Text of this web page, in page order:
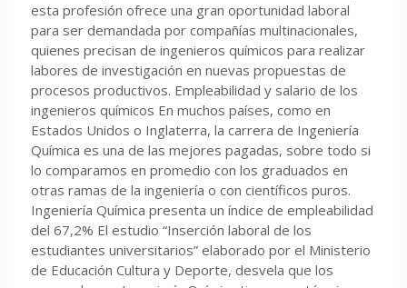
esta profesión ofrece una gran oportunidad laboral
para ser demandada por compañías multinacionales,
quienes precisan de ingenieros químicos para realizar
labores de investigación en nuevas propuestas de
procesos productivos. Empleabilidad y salario de los
ingenieros químicos En muchos países, como en
Estados Unidos o Inglaterra, la carrera de Ingeniería
Química es una de las mejores pagadas, sobre todo si
lo comparamos en promedio con los graduados en
otras ramas de la ingeniería o con científicos puros.
Ingeniería Química presenta un índice de empleabilidad
del 67,2% El estudio “Inserción laboral de los
estudiantes universitarios” elaborado por el Ministerio
de Educación Cultura y Deporte, desvela que los